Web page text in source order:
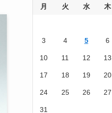
月 火 水 木
3 4 5 6
10 11 12 13
17 18 19 20
24 25 26 27
31